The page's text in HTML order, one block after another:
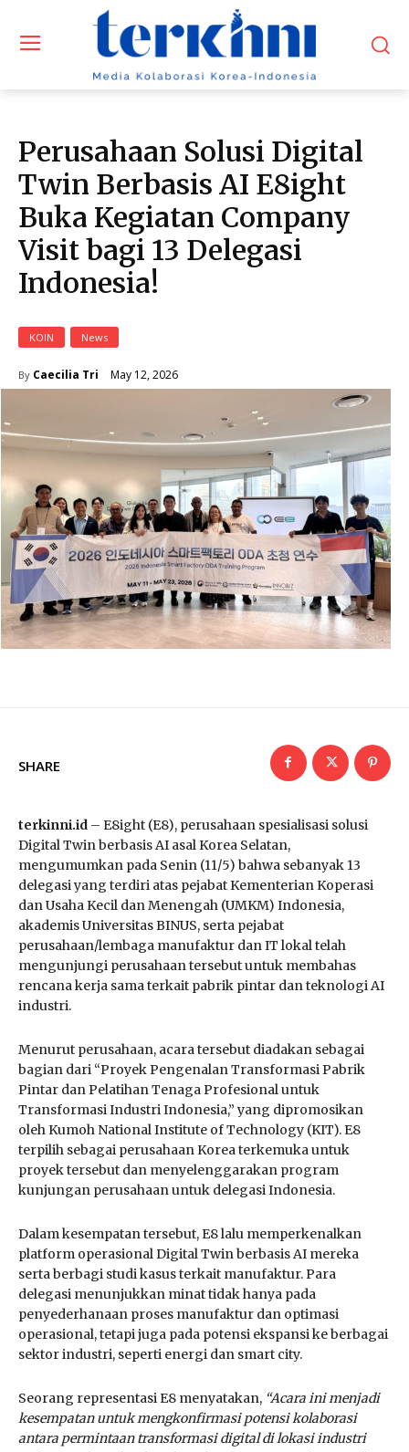
Perusahaan Solusi Digital
Twin Berbasis AI E8ight
Buka Kegiatan Company
Visit bagi 13 Delegasi
Indonesia!
KOIN News
By Caecilia Tri May 12, 2026
SHARE
terkinni.id – E8ight (E8), perusahaan spesialisasi solusi
Digital Twin berbasis AI asal Korea Selatan,
mengumumkan pada Senin (11/5) bahwa sebanyak 13
delegasi yang terdiri atas pejabat Kementerian Koperasi
dan Usaha Kecil dan Menengah (UMKM) Indonesia,
akademis Universitas BINUS, serta pejabat
perusahaan/lembaga manufaktur dan IT lokal telah
mengunjungi perusahaan tersebut untuk membahas
rencana kerja sama terkait pabrik pintar dan teknologi AI
industri.
Menurut perusahaan, acara tersebut diadakan sebagai
bagian dari “Proyek Pengenalan Transformasi Pabrik
Pintar dan Pelatihan Tenaga Profesional untuk
Transformasi Industri Indonesia,” yang dipromosikan
oleh Kumoh National Institute of Technology (KIT). E8
terpilih sebagai perusahaan Korea terkemuka untuk
proyek tersebut dan menyelenggarakan program
kunjungan perusahaan untuk delegasi Indonesia.
Dalam kesempatan tersebut, E8 lalu memperkenalkan
platform operasional Digital Twin berbasis AI mereka
serta berbagi studi kasus terkait manufaktur. Para
delegasi menunjukkan minat tidak hanya pada
penyederhanaan proses manufaktur dan optimasi
operasional, tetapi juga pada potensi ekspansi ke berbagai
sektor industri, seperti energi dan smart city.
Seorang representasi E8 menyatakan, “Acara ini menjadi
kesempatan untuk mengkonfirmasi potensi kolaborasi
antara permintaan transformasi digital di lokasi industri